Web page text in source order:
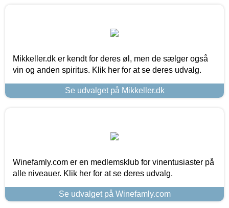
Mikkeller.dk er kendt for deres øl, men de sælger også
vin og anden spiritus. Klik her for at se deres udvalg.
Se udvalget på Mikkeller.dk
Winefamly.com er en medlemsklub for vinentusiaster på
alle niveauer. Klik her for at se deres udvalg.
Se udvalget på Winefamly.com